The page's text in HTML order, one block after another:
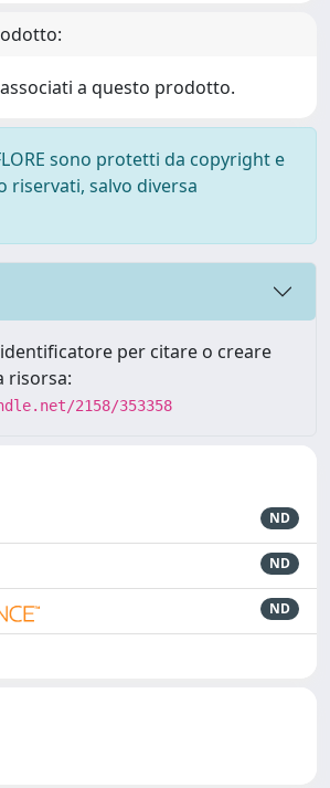
a questo prodotto.
sono protetti da copyright e
salvo diversa
per citare o creare
risorsa:
2158/353358
ND
ND
ND